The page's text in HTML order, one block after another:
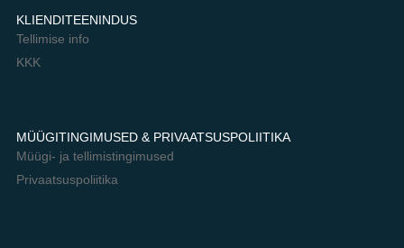
KLIENDITEENINDUS
Tellimise info
KKK
MÜÜGITINGIMUSED & PRIVAATSUSPOLIITIKA
Müügi- ja tellimistingimused
Privaatsuspoliitika